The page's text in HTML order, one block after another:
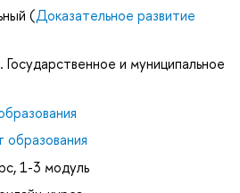
(Доказательное развитие
и муниципальное
образования
1-3 модуль